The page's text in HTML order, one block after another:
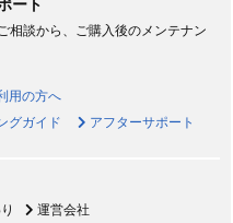
ート
相談から、ご購入後のメンテナン
用の方へ
グガイド
アフターサポート
運営会社